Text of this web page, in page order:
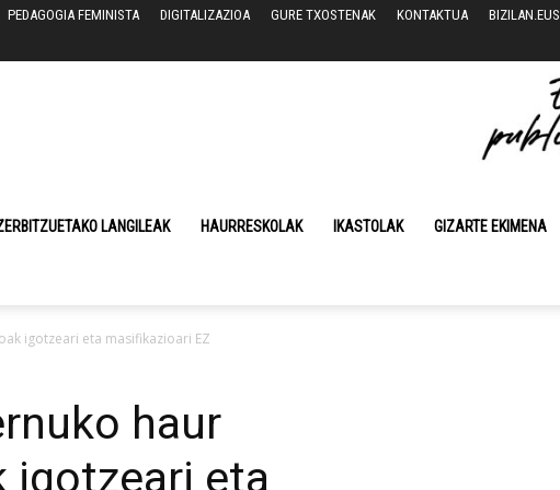
PEDAGOGIA FEMINISTA DIGITALIZAZIOA GURE TXOSTENAK KONTAKTUA BIZILAN.EUS
LANGILEAK HAURRESKOLAK IKASTOLAK GIZARTE EKIMENA
igotzeari eta masifikazioari EZ
haur
igotzeari eta